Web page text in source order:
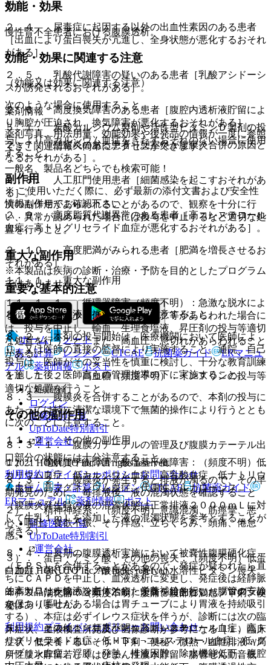
る］。
２．４． 尿毒症に起因する以外の出血性素因のある患者
［出血により蛋白喪失が亢進し、全身状態が悪化するおそれ
がある］。
２．５． 乳酸代謝障害の疑いのある患者［乳酸アシドーシ
スが誘発されるおそれがある］。
２．６． 高度換気障害のある患者［腹腔内透析液貯留によ
り胸腔が圧迫され、換気障害が悪化するおそれがある］。
２．７． 憩室炎のある患者［憩室炎が腹膜炎合併の原因と
なるおそれがある］。
２．８． 人工肛門使用患者［細菌感染を起こすおそれがあ
る］。
２．９． 高度脂質代謝異常のある患者［高コレステロール
血症、高トリグリセライド血症が悪化するおそれがある］。
２．１０． 高度肥満がみられる患者［肥満を増長させるお
それがある］。
重要な基本的注意
８．１． 注入液、排液の出納に注意すること。
８．２． 本剤の投与開始は、医療機関において医師によ
り、又は医師の直接の監督により実施すること。通院、自己
投与は、医師がその妥当性を慎重に検討し、十分な教育訓練
を施した後、医師自らの管理指導の下に実施すること。
８．３． 腹膜炎を合併することがあるので、本剤の投与に
あたっては特に清潔な環境下で無菌的操作により行うととも
に次のことに注意すること。
８．３．１． 腹膜カテーテルの管理及び腹膜カテーテル出
口部分の状態には十分注意すること。
８．３．２． 腹膜炎が発生すると排液が濁るので、その早
期発見のために、毎排液後、液の混濁状態を確認すること
（腹膜炎発生時の液の混濁状態は正常排液２０００ｍＬに対
して牛乳１ｍＬを添加した液の混濁状態を参考とすることが
できる）。
８．４． 長期の腹膜透析実施において被嚢性腹膜硬化症
（ＥＰＳ）を合併することがあるので、発症が疑われたら直
ちにＣＡＰＤを中止し、血液透析に変更し、発症後は経静脈
的高カロリー輸液を主体とした栄養補給を行い、腸管の安静
を保つ（嘔吐がある場合は胃チューブにより胃液を持続吸引
する）、本症は必ずイレウス症状を伴うが、診断には次の臨
床症状、血液検査所見及び画像診断が参考になる［１）臨床
症状：低栄養・るいそう・下痢・便秘・微熱・血性排液・局
所性腹水貯留若しくはびまん性腹水貯留・腸管ぜん動音低
効能・効果
慢性腎不全患者における腹膜透析。
効能・効果に関連する注意
（効能又は効果に関連する注意）
次のような場合に使用すること。
５．１． 炭酸カルシウム製剤や活性型ビタミンＤ製剤の投
与により高カルシウム血症をきたすおそれのない場合に使用
すること。
副作用
次の副作用があらわれることがあるので、観察を十分に行
い、異常が認められた場合には投与を中止するなど適切な処
置を行うこと。
重大な副作用
１１．１． 重大な副作用
１１．１．１． 循環器障害（頻度不明）：急激な脱水によ
る循環血液量減少、低血圧、ショック等があらわれた場合に
は、投与を中止し、輸血、生理食塩液、昇圧剤の投与等適切
な処置を行うこと。また、高血圧、息切れがあらわれること
がある。
１１．１．２． 高血糖（頻度不明）：インスリンの投与等
適切な処置を行うこと。
その他の副作用
１１．２． その他の副作用
１）． 電解質平衡障害・酸塩基平衡障害：（頻度不明）低
カリウム血症、低カルシウム血症、高乳酸血症、低ナトリウ
ム血症、高マグネシウム血症、代謝性アルカローシス。
２）． 精神神経系：（頻度不明）意識混濁、筋痙攣、悪
心、嘔吐、食欲不振、そう痒感、立ちくらみ、頭痛、倦怠
感。
３）． 蛋白・アミノ酸・その他の喪失：（頻度不明）低蛋
白血症、著しいアミノ酸喪失・著しい水溶性ビタミン喪失。
４）． 消化器：（頻度不明）腹痛、腹部膨満感、下痢、便
秘。
５）． その他：（頻度不明）高コレステロール血症、高ト
リグリセライド血症、低ＨＤＬ−コレステロール血症、低γグ
ロブリン血症、浮腫、発熱、排液困難、除水機能低下、腹腔
薬剤情報
薬剤写真、用法用量、効能効果や後発品の情報が一度に参照
でき、関連情報へ簡単にアクセスができます。
一般名、製品名どちらでも検索可能！
※ ご使用いただく際に、必ず最新の添付文書および安全性
情報も併せてご確認下さい。
※本製品は疾病の診断・治療・予防を目的としたプログラム
ではありません。
ホーム
ノート
表・計算
レジメン CTCAE 抗菌薬ガイド
ERマニュ
アル
薬剤情報 ポスト
新規登録
ログイン
監修医師一覧
UpToDate特別割引
運営会社
© 2021 HOKUTO Inc. All rights reserved.
利用規約プライバシーポリシーお問い合わせ
ホーム
表・計算 レジメン CTCAE
抗菌薬ガイド
ERマニュアル
薬剤情報 ポスト
監修医師一覧
UpToDate特別割引
運営会社
© 2021 HOKUTO Inc. All rights reserved.
※本製品は疾病の診断・治療・予防を目的としたプログラム
ではありません。
利用規約プライバシーポリシーお問い合わせ